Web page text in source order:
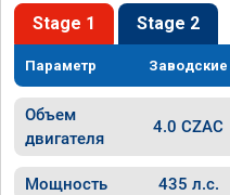
Stage 1 Stage 2
Параметр Заводские
Объем
двигателя
4.0 CZAC
Мощность 435 л.с.